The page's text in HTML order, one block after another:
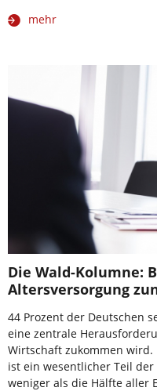
mehr
Die Wald-Kolumne:
Altersversorgung
44 Prozent der Deutschen
eine zentrale
Wirtschaft zukommen
ist ein wesentlicher Teil der
weniger als die Hälfte aller